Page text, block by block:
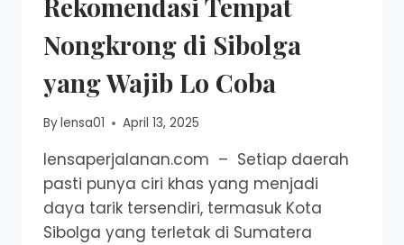
Nongkrong di Sibolga
yang Wajib Lo Coba
Bylensa01 April 13, 2025
lensaperjalanan.com – Setiap daerah
pasti punya ciri khas yang menjadi
daya tarik tersendiri, termasuk Kota
Sibolga yang terletak di Sumatera